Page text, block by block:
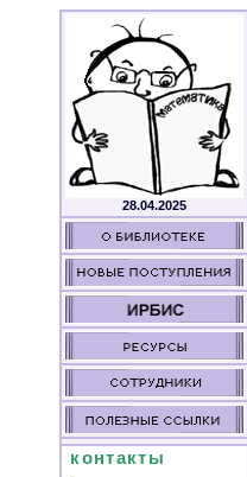
28.04.2025
контакты